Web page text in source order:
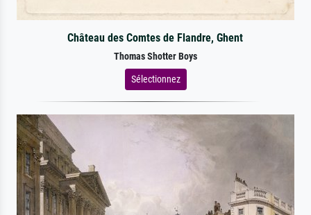
Château des Comtes de Flandre, Ghent
Thomas Shotter Boys
Sélectionnez